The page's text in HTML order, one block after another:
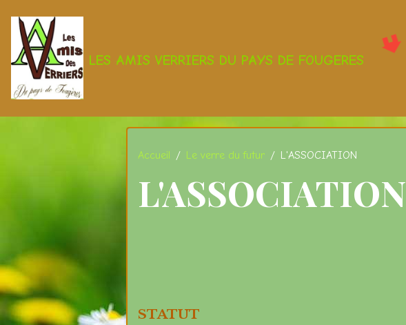
LES AMIS VERRIERS DU PAYS DE FOUGERES
Accueil Le verre du futur L'ASSOCIATION
L'ASSOCIATION
STATUT